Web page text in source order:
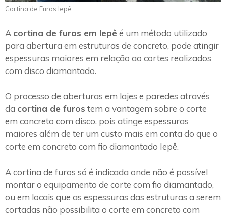
Cortina de Furos Iepê
A cortina de furos em Iepê é um método utilizado
para abertura em estruturas de concreto, pode atingir
espessuras maiores em relação ao cortes realizados
com disco diamantado.
O processo de aberturas em lajes e paredes através
da cortina de furos tem a vantagem sobre o corte
em concreto com disco, pois atinge espessuras
maiores além de ter um custo mais em conta do que o
corte em concreto com fio diamantado Iepê.
A cortina de furos só é indicada onde não é possível
montar o equipamento de corte com fio diamantado,
ou em locais que as espessuras das estruturas a serem
cortadas não possibilita o corte em concreto com